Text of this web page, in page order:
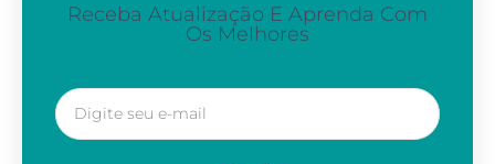
Receba Atualização E Aprenda Com
Os Melhores